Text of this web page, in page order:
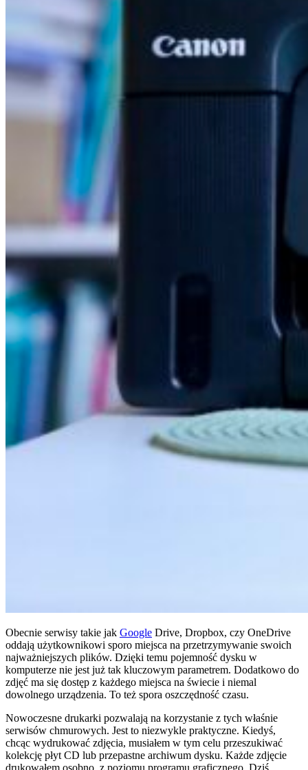
Obecnie serwisy takie jak Google Drive, Dropbox, czy OneDrive
oddają użytkownikowi sporo miejsca na przetrzymywanie swoich
najważniejszych plików. Dzięki temu pojemność dysku w
komputerze nie jest już tak kluczowym parametrem. Dodatkowo do
zdjęć ma się dostęp z każdego miejsca na świecie i niemal
dowolnego urządzenia. To też spora oszczędność czasu.
Nowoczesne drukarki pozwalają na korzystanie z tych właśnie
serwisów chmurowych. Jest to niezwykle praktyczne. Kiedyś,
chcąc wydrukować zdjęcia, musiałem w tym celu przeszukiwać
kolekcję płyt CD lub przepastne archiwum dysku. Każde zdjęcie
drukowałem osobno, z poziomu programu graficznego. Dziś